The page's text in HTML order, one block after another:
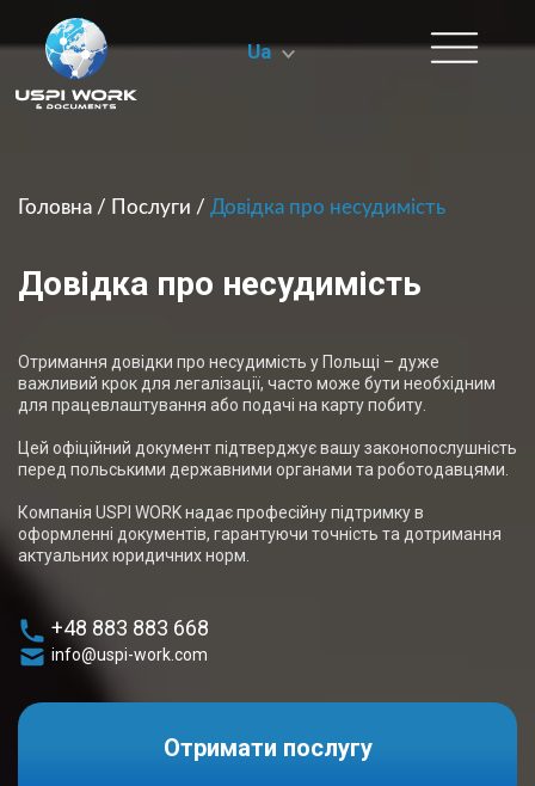
Ua
Головна / Послуги / Довідка про несудимість
Довідка про несудимість
Отримання довідки про несудимість у Польщі – дуже
важливий крок для легалізації, часто може бути необхідним
для працевлаштування або подачі на карту побиту.
Цей офіційний документ підтверджує вашу законопослушність
перед польськими державними органами та роботодавцями.
Компанія USPI WORK надає професійну підтримку в
оформленні документів, гарантуючи точність та дотримання
актуальних юридичних норм.
+48 883 883 668
info@uspi-work.com
Отримати послугу